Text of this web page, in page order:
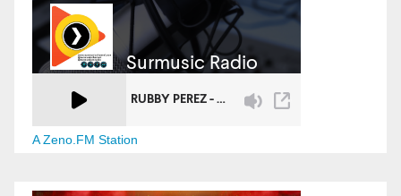
A Zeno.FM Station